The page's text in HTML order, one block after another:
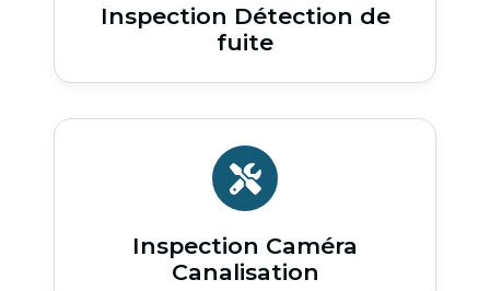
Inspection Détection de
fuite
Inspection Caméra
Canalisation